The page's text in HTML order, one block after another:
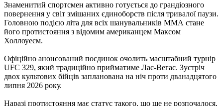
Знаменитий спортсмен активно готується до грандіозного
повернення у світ змішаних єдиноборств після тривалої паузи.
Головною подією літа для всіх шанувальників ММА стане
його протистояння з відомим американцем Максом
Холлоуеєм.
Офіційно анонсований поєдинок очолить масштабний турнір
UFC 329, який традиційно прийматиме Лас-Вегас. Зустріч
двох культових бійців запланована на ніч проти дванадцятого
липня 2026 року.
Наразі протистояння має статус такого, що ще не розпочалося,